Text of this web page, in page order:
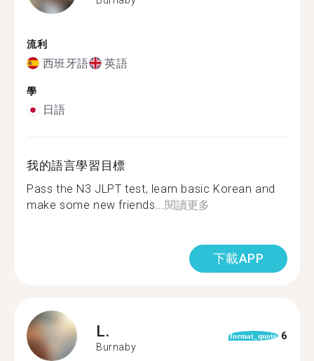
流利
西班牙語 英語
學
日語
我的語言學習目標
Pass the N3 JLPT test, learn basic Korean and
make some new friends...閱讀更多
下載APP
L.
Burnaby
format_quote 6